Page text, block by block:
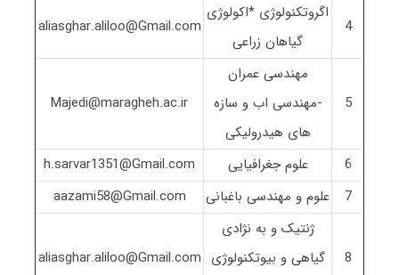
4
اگروتکنولوژی *اکولوژی
گیاهان زراعی
aliasghar.aliloo@Gmail.com
5
مهندسی عمران
-مهندسی اب و سازه
های هیدرولیکی
Majedi@maragheh.ac.ir
6 علوم جغرافیایی
h.sarvar1351@Gmail.com
7
علوم و مهندسی باغبانی aazami58@Gmail.com
8
ژنتیک و به نژادی
گیاهی و بیوتکنولوژی aliasghar.aliloo@Gmail.com